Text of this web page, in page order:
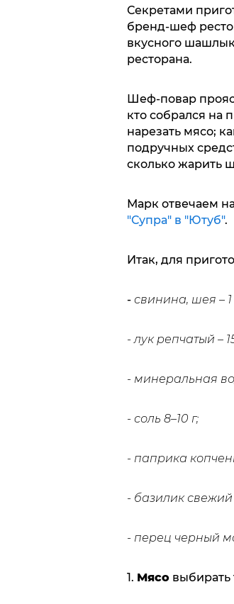
Секретами
бренд-шеф
вкусного
ресторана.
Шеф-повар
кто собрался на
нарезать мясо;
подручных
сколько жарить
Марк отвечаем
"Супра" в "Ютуб".
Итак, для
-свинина, шея – 1
- лук репчатый –
- минеральная
- соль 8–10 г;
- паприка
- базилик свежий
- перец черный
1. Мясовыбирать